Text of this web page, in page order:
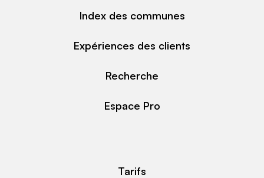
Index des communes
Expériences des clients
Recherche
Espace Pro
Tarifs